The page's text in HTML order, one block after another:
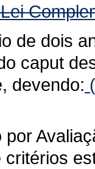
de dois
caput
devendo: